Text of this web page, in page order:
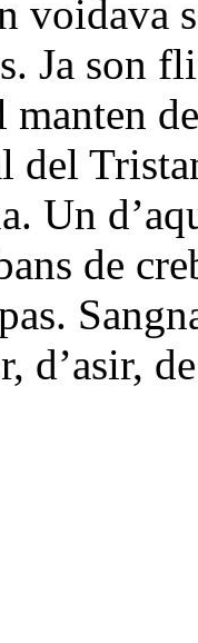
voidava
Ja son
manten
del
Un
de
d’asir,